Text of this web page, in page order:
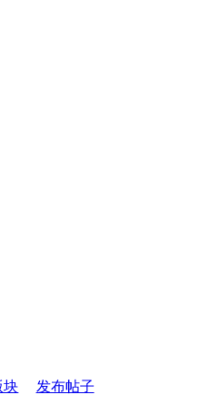
块 发布帖子